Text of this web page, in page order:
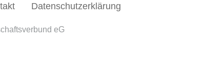
Datenschutzerklärung
eG